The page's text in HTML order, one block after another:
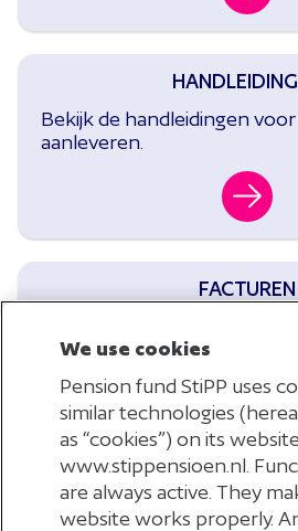
Bekijk de handleidingen
aanleveren.
FACTUREN
ontvangt en hoe je deze
We use cookies
Pension fund StiPP uses
similar technologies
as “cookies”) on its website
www.stippensioen.nl.
are always active. They
website works properly.